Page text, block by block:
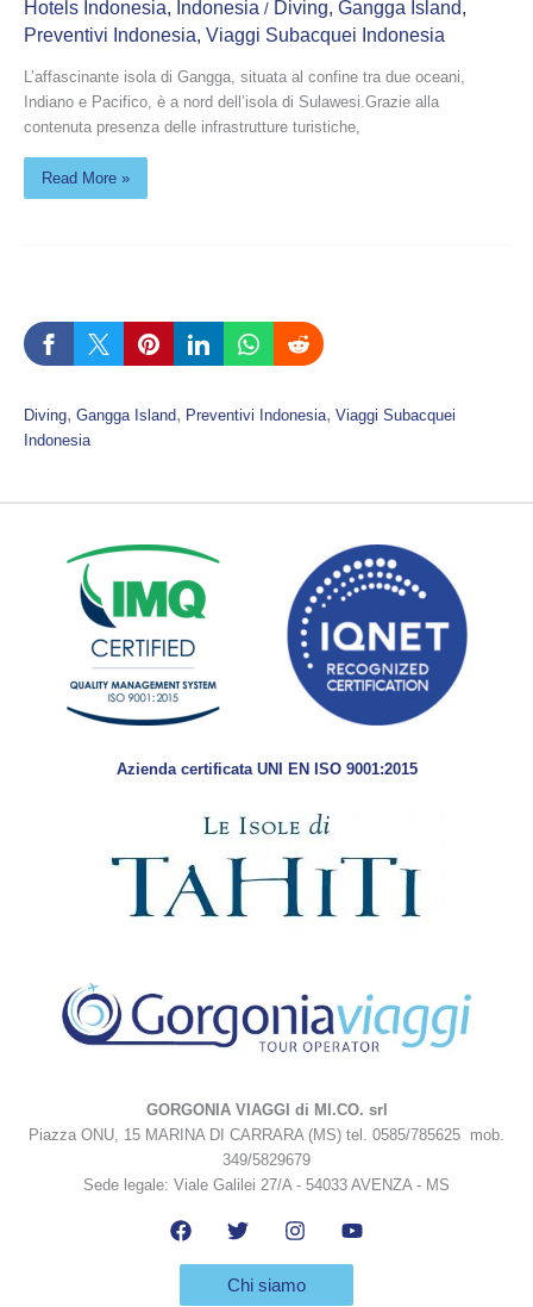
Hotels Indonesia, Indonesia / Diving, Gangga Island,
Preventivi Indonesia, Viaggi Subacquei Indonesia
L’affascinante isola di Gangga, situata al confine tra due oceani,
Indiano e Pacifico, è a nord dell’isola di Sulawesi.Grazie alla
contenuta presenza delle infrastrutture turistiche,
Read More »
Diving, Gangga Island, Preventivi Indonesia, Viaggi Subacquei
Indonesia
Azienda certificata UNI EN ISO 9001:2015
GORGONIA VIAGGI di MI.CO. srl
Piazza ONU, 15 MARINA DI CARRARA (MS) tel. 0585/785625 mob.
349/5829679
Sede legale: Viale Galilei 27/A - 54033 AVENZA - MS
Chi siamo